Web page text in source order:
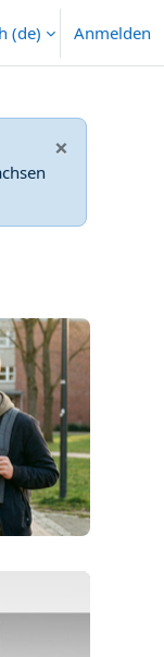
‎(de)‎ Anmelden
×